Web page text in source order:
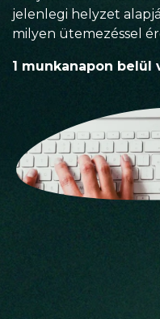
jelenlegi helyzet
milyen ütemezéssel
1 munkanapon belül